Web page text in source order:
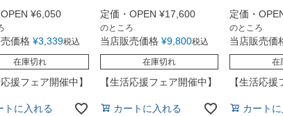
¥6,050
価格 ¥3,339税込
在庫切れ
応援フェア開催中】
トに入れる
定価・OPEN ¥17,600
のところ
当店販売価格 ¥9,800税込
在庫切れ
【生活応援フェア開催中】
カートに入れる
定価・
のところ
当店販売価
在
【生活応援
カート